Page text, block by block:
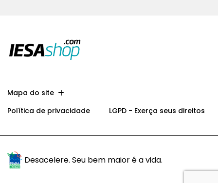
Mapa do site
Política de privacidade
LGPD - Exerça seus direitos
Desacelere. Seu bem maior é a vida.